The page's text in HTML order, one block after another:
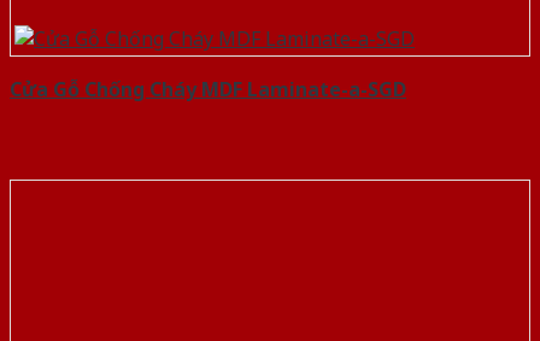
Cửa Gỗ Chống Cháy MDF Laminate-a-SGD